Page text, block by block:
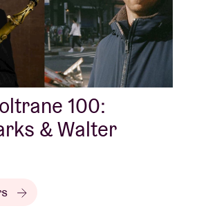
100:
& Walter